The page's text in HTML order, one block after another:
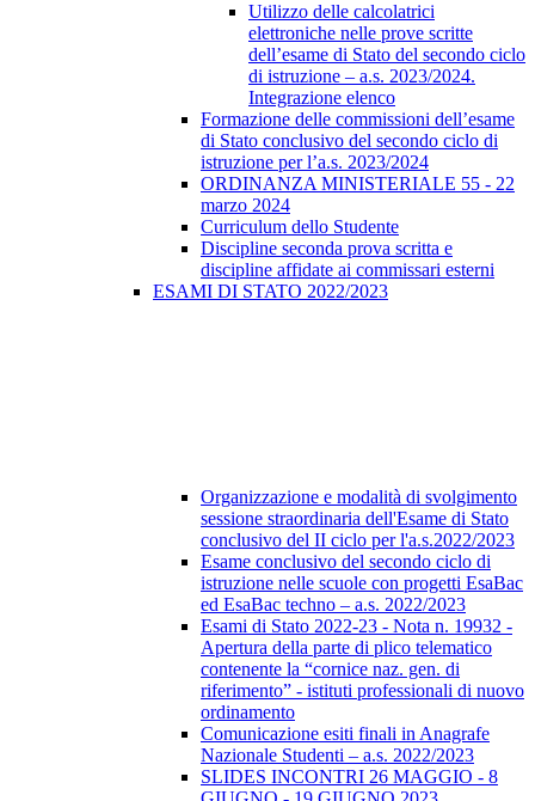
Utilizzo delle calcolatrici
elettroniche nelle prove scritte
dell’esame di Stato del secondo ciclo
di istruzione – a.s. 2023/2024.
Integrazione elenco
Formazione delle commissioni dell’esame
di Stato conclusivo del secondo ciclo di
istruzione per l’a.s. 2023/2024
ORDINANZA MINISTERIALE 55 - 22
marzo 2024
Curriculum dello Studente
Discipline seconda prova scritta e
discipline affidate ai commissari esterni
ESAMI DI STATO 2022/2023
Organizzazione e modalità di svolgimento
sessione straordinaria dell'Esame di Stato
conclusivo del II ciclo per l'a.s.2022/2023
Esame conclusivo del secondo ciclo di
istruzione nelle scuole con progetti EsaBac
ed EsaBac techno – a.s. 2022/2023
Esami di Stato 2022-23 - Nota n. 19932 -
Apertura della parte di plico telematico
contenente la “cornice naz. gen. di
riferimento” - istituti professionali di nuovo
ordinamento
Comunicazione esiti finali in Anagrafe
Nazionale Studenti – a.s. 2022/2023
SLIDES INCONTRI 26 MAGGIO - 8